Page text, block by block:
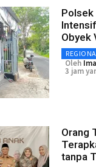
Polsek
Obyek
Oleh
3 jam
Orang
tanpa